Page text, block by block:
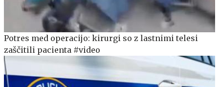
Potres med operacijo: kirurgi so z lastnimi telesi
zaščitili pacienta #video